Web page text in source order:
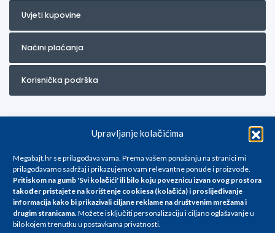
Upravljanje kolačićima
Megabajt.hr se prilagođava vama. Prema vašem ponašanju na stranici mi
prilagođavamo sadržaj i prikazujemo vam relevantne ponude i proizvode.
Pritiskom na gumb 'Svi kolačići' ili bilo koju poveznicu izvan ovog prostora
također pristajete na korištenje cookiesa (kolačića) i proslijeđivanje
informacija kako bi prikazivali ciljane reklame na društvenim mrežama i
drugim stranicama.Možete isključiti personalizaciju i ciljano oglašavanje u
bilo kojem trenutku u postavkama privatnosti.
Uvjeti kupovine
Načini plaćanja
Korisnička podrška
Za artikle kojih trenutno nema u ponudi obratite nam se na
info@megabajt.hr. Sve cijene su informativnog karaktera i podložne su
promjenama, a
iskazane su za avansno plaćanje(gotovina) u Eurima i uključuju PDV. Sve